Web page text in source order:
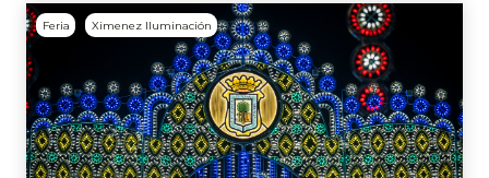
Feria Ximenez Iluminación